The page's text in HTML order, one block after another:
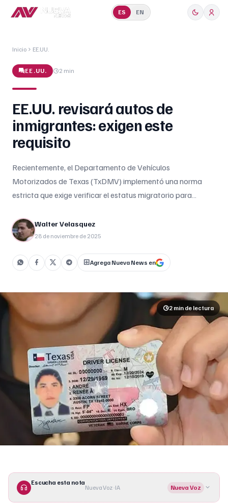
ES EN
Inicio EE.UU.
EE.UU. 2 min
EE.UU. revisará autos de
inmigrantes: exigen este
requisito
Recientemente, el Departamento de Vehículos
Motorizados de Texas (TxDMV) implementó una norma
estricta que exige verificar el estatus migratorio para
inmigrantes indocumentados.
Walter Velasquez
28 de noviembre de 2025
Agrega Nueva News en
2 min de lectura
Escucha esta nota
Nueva Voz · IA Nueva Voz